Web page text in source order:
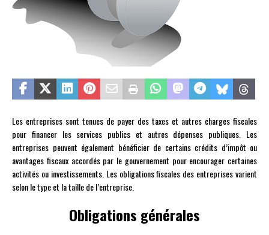
Les entreprises sont tenues de payer des taxes et autres charges fiscales
pour financer les services publics et autres dépenses publiques. Les
entreprises peuvent également bénéficier de certains crédits d’impôt ou
avantages fiscaux accordés par le gouvernement pour encourager certaines
activités ou investissements. Les obligations fiscales des entreprises varient
selon le type et la taille de l’entreprise.
Obligations générales